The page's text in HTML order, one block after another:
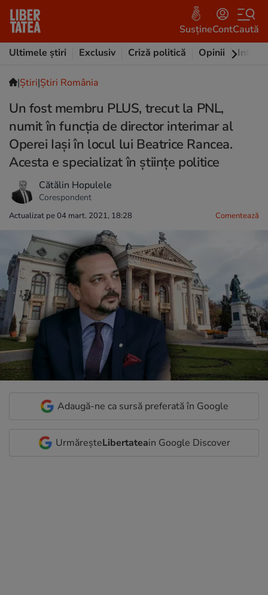
SusțineContCaută
Ultimele știri
Exclusiv Criză politică Opinii
|Ştiri|Știri România
Un fost membru PLUS, trecut la PNL,
numit în funcția de director interimar al
Operei Iași în locul lui Beatrice Rancea.
Acesta e specializat în științe politice
Cătălin Hopulele
Corespondent
Actualizat pe 04 mart. 2021, 18:28 Comentează
Adaugă-ne ca sursă preferată în Google
UrmăreșteLibertateain Google Discover